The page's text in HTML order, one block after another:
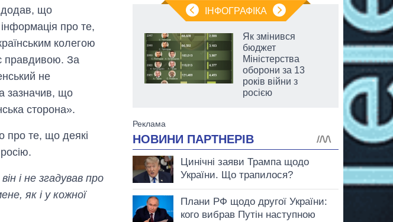
додав, що
про те,
колегою
правдивою. За
не
зазначив, що
сторона».
про те, що деякі
і не згадував про
як і у кожної
ІНФОГРАФІКА
ударів по Україні
за літо: Київ та
головною ціллю
рф
Як змінився
бюджет
Міністерства
оборони за 13
років війни з
росією